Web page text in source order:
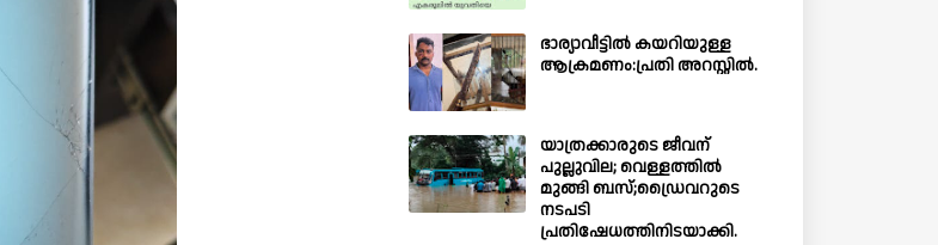
ഭാര്യാവീട്ടിൽ കയറിയുള്ള
ആക്രമണം:പ്രതി അറസ്റ്റിൽ.
യാത്രക്കാരുടെ ജീവന്
പുല്ലുവില; വെള്ളത്തിൽ
മുങ്ങി ബസ്;ഡ്രൈവറുടെ
നടപടി
പ്രതിഷേധത്തിനിടയാക്കി.